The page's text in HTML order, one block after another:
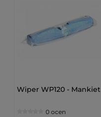
Wiper WP120 - Mankiet
0 ocen